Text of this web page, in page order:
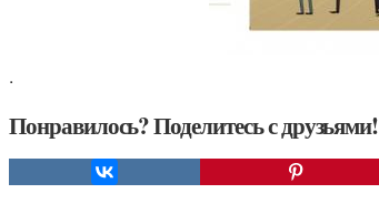
.
Понравилось? Поделитесь с друзьями!